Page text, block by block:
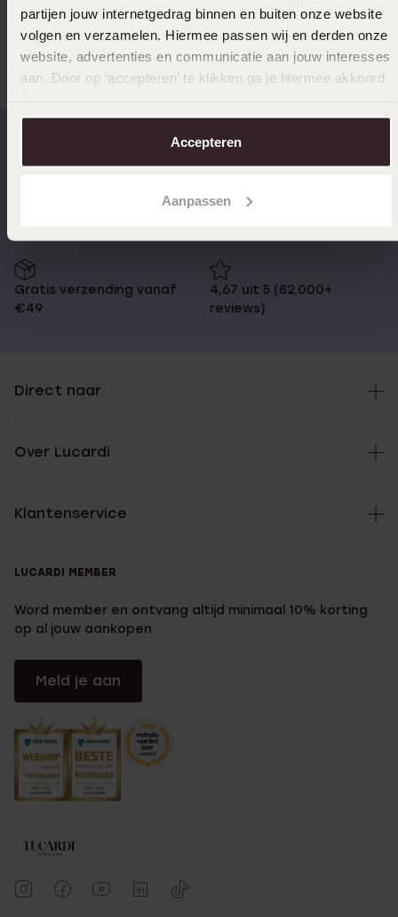
partijen jouw internetgedrag binnen en buiten onze website
volgen en verzamelen. Hiermee passen wij en derden onze
website, advertenties en communicatie aan jouw interesses
aan. Door op ‘accepteren’ te klikken ga je hiermee akkoord.
over in onscookiebeleid.
Accepteren
Aanpassen
Anderen kochten ook
besteld, morgen in huis
Gratis verzending vanaf
€49
4,67 uit 5 (82.000+
reviews)
Direct naar
Over Lucardi
Klantenservice
LUCARDI MEMBER
Word member en ontvang altijd minimaal 10% korting
op al jouw aankopen
Meld je aan